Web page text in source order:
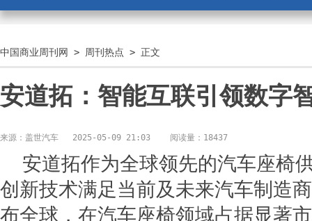
中国商业周刊网 > 周刊热点 > 正文
安道拓：智能互联引领数字
来源：盖世汽车 2025-05-09 21:03 阅读量：18437
安道拓作为全球领先的汽车座椅
创新技术满足当前及未来汽车制造
布全球，在汽车座椅领域占据显著